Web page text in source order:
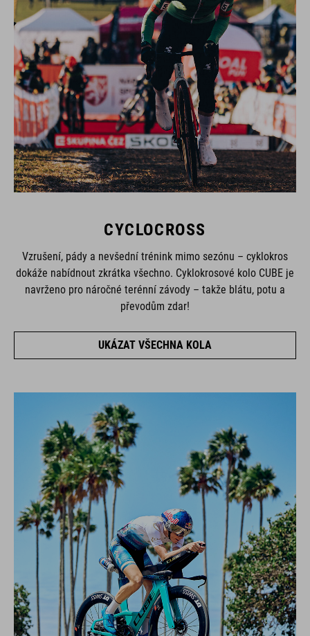
CYCLOCROSS
Vzrušení, pády a nevšední trénink mimo sezónu – cyklokros
dokáže nabídnout zkrátka všechno. Cyklokrosové kolo CUBE je
navrženo pro náročné terénní závody – takže blátu, potu a
převodům zdar!
UKÁZAT VŠECHNA KOLA